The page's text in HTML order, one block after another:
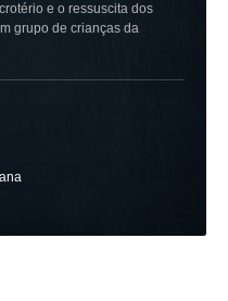
e o ressuscita dos
grupo de crianças da